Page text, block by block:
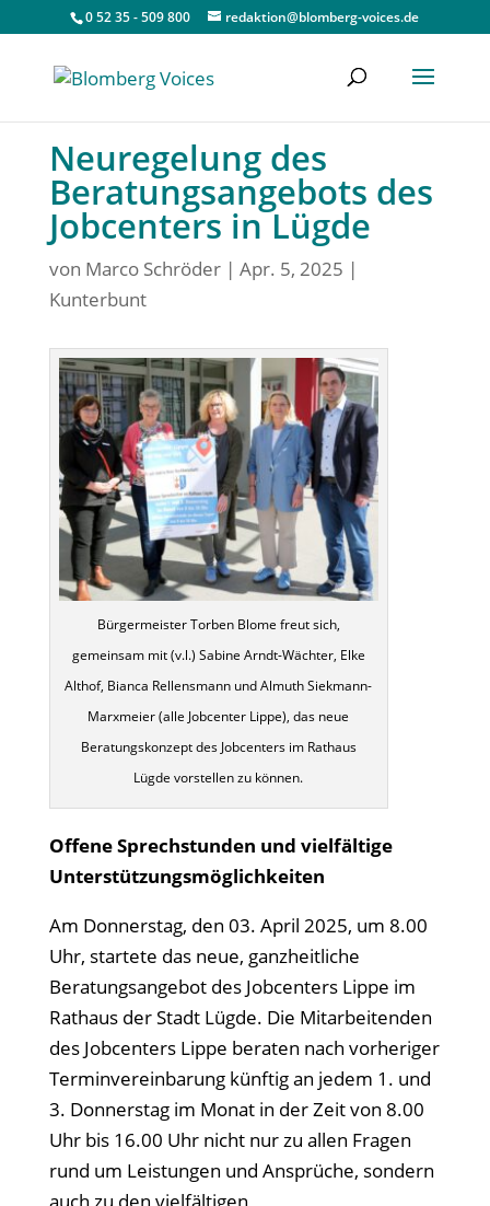
0 52 35 - 509 800 redaktion@blomberg-voices.de
Neuregelung des
Beratungsangebots des
Jobcenters in Lügde
von Marco Schröder| Apr. 5, 2025 |
Kunterbunt
Bürgermeister Torben Blome freut sich,
gemeinsam mit (v.l.) Sabine Arndt-Wächter, Elke
Althof, Bianca Rellensmann und Almuth Siekmann-
Marxmeier (alle Jobcenter Lippe), das neue
Beratungskonzept des Jobcenters im Rathaus
Lügde vorstellen zu können.
Offene Sprechstunden und vielfältige
Unterstützungsmöglichkeiten
Am Donnerstag, den 03. April 2025, um 8.00
Uhr, startete das neue, ganzheitliche
Beratungsangebot des Jobcenters Lippe im
Rathaus der Stadt Lügde. Die Mitarbeitenden
des Jobcenters Lippe beraten nach vorheriger
Terminvereinbarung künftig an jedem 1. und
3. Donnerstag im Monat in der Zeit von 8.00
Uhr bis 16.00 Uhr nicht nur zu allen Fragen
rund um Leistungen und Ansprüche, sondern